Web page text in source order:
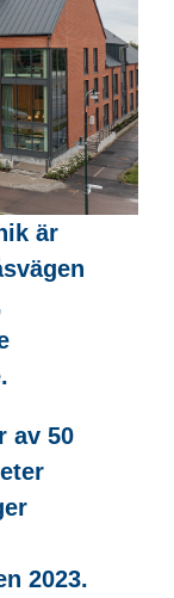
är
av 50
2023.